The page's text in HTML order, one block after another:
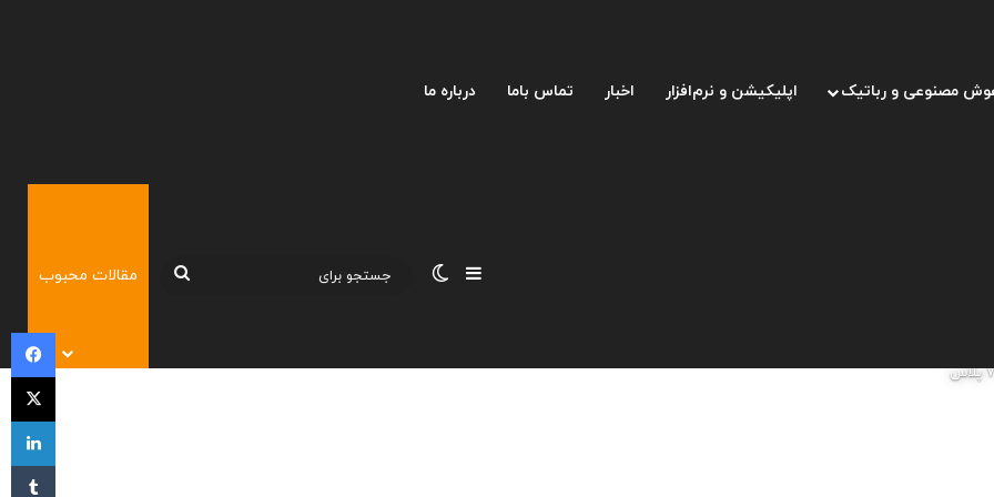
مصنوعی و رباتیک اپلیکیشن و نرم‌افزار اخبار تماس باما درباره ما
نوارکناریتغییر پوسته
جستجومقالات محبوب